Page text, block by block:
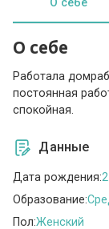
О себе
Работала
постоянная
спокойная.
Данные
Дата рождения:
Образование:
Пол:Женский